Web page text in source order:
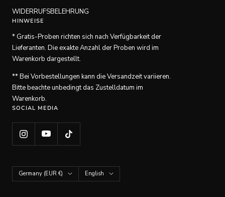
WIDERRUFSBELEHRUNG
HINWEISE
* Gratis-Proben richten sich nach Verfügbarkeit der
Lieferanten. Die exakte Anzahl der Proben wird im
Warenkorb dargestellt.
** Bei Vorbestellungen kann die Versandzeit variieren.
Bitte beachte unbedingt das Zustelldatum im
Warenkorb.
SOCIAL MEDIA
Country/region
Germany (EUR €) Language
English